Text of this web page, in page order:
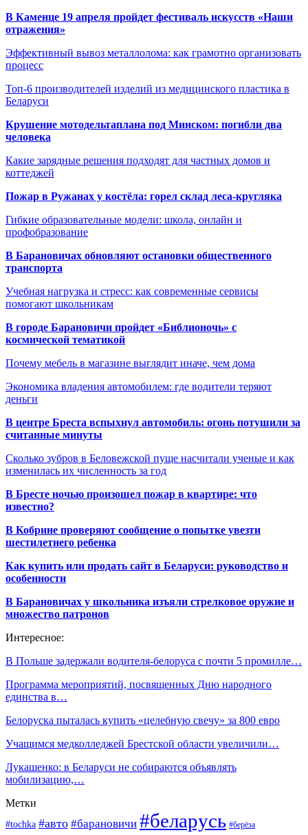
В Каменце 19 апреля пройдет фестиваль искусств «Наши
отражения»
Эффективный вывоз металлолома: как грамотно организовать
процесс
Топ-6 производителей изделий из медицинского пластика в
Беларуси
Крушение мотодельтаплана под Минском: погибли два
человека
Какие зарядные решения подходят для частных домов и
коттеджей
Пожар в Ружанах у костёла: горел склад леса-кругляка
Гибкие образовательные модели: школа, онлайн и
профобразование
В Барановичах обновляют остановки общественного
транспорта
Учебная нагрузка и стресс: как современные сервисы
помогают школьникам
В городе Барановичи пройдет «Библионочь» с
космической тематикой
Почему мебель в магазине выглядит иначе, чем дома
Экономика владения автомобилем: где водители теряют
деньги
В центре Бреста вспыхнул автомобиль: огонь потушили за
считанные минуты
Сколько зубров в Беловежской пуще насчитали ученые и как
изменилась их численность за год
В Бресте ночью произошел пожар в квартире: что
известно?
В Кобрине проверяют сообщение о попытке увезти
шестилетнего ребенка
Как купить или продать сайт в Беларуси: руководство и
особенности
В Барановичах у школьника изъяли стрелковое оружие и
множество патронов
Интересное:
В Польше задержали водителя-белоруса с почти 5 промилле…
Программа мероприятий, посвященных Дню народного
единства в…
Белоруска пыталась купить «целебную свечу» за 800 евро
Учащимся медколледжей Брестской области увеличили…
Лукашенко: в Беларуси не собираются объявлять
мобилизацию,…
Метки
#tochka #авто #барановичи #беларусь #берёза